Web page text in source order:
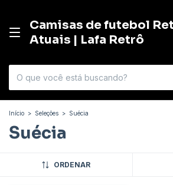
Camisas de futebol
Atuais | Lafa Retrô
Início > Seleções > Suécia
Suécia
ORDENAR